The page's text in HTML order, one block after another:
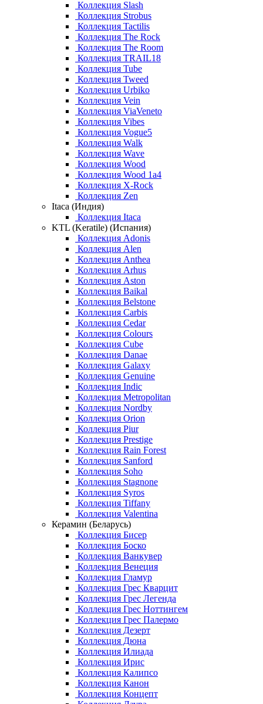
Коллекция Slash
Коллекция Strobus
Коллекция Tactilis
Коллекция The Rock
Коллекция The Room
Коллекция TRAIL18
Коллекция Tube
Коллекция Tweed
Коллекция Urbiko
Коллекция Vein
Коллекция ViaVeneto
Коллекция Vibes
Коллекция Vogue5
Коллекция Walk
Коллекция Wave
Коллекция Wood
Коллекция Wood 1a4
Коллекция X-Rock
Коллекция Zen
Itaca (Индия)
Коллекция Itaca
KTL (Keratile) (Испания)
Коллекция Adonis
Коллекция Alen
Коллекция Anthea
Коллекция Arhus
Коллекция Aston
Коллекция Baikal
Коллекция Belstone
Коллекция Carbis
Коллекция Cedar
Коллекция Colours
Коллекция Cube
Коллекция Danae
Коллекция Galaxy
Коллекция Genuine
Коллекция Indic
Коллекция Metropolitan
Коллекция Nordby
Коллекция Orion
Коллекция Piur
Коллекция Prestige
Коллекция Rain Forest
Коллекция Sanford
Коллекция Soho
Коллекция Stagnone
Коллекция Syros
Коллекция Tiffany
Коллекция Valentina
Керамин (Беларусь)
Коллекция Бисер
Коллекция Боско
Коллекция Ванкувер
Коллекция Венеция
Коллекция Гламур
Коллекция Грес Кварцит
Коллекция Грес Легенда
Коллекция Грес Ноттингем
Коллекция Грес Палермо
Коллекция Дезерт
Коллекция Дюна
Коллекция Илиада
Коллекция Ирис
Коллекция Калипсо
Коллекция Канон
Коллекция Концепт